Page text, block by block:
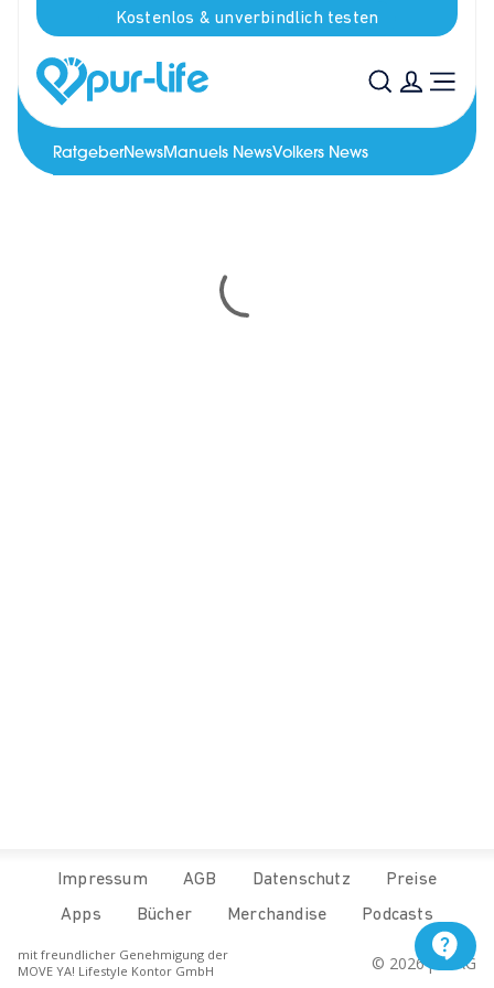
Kostenlos & unverbindlich testen
RatgeberNewsManuels NewsVolkers News
Impressum AGB Datenschutz
Preise
Apps
Bücher Merchandise Podcasts
mit freundlicher Genehmigung der
MOVE YA! Lifestyle Kontor GmbH
© 2026 pur.AG